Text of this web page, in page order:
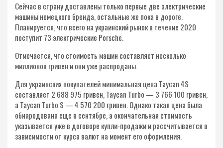
Сейчас в страну доставлены только первые две электрические
машины немецкого бренда, остальные же пока в дороге.
Планируется, что всего на украинский рынок в течение 2020
поступит 73 электрические Porsche.
Отмечается, что стоимость машин составляет несколько
миллионов гривен и они уже распроданы.
Для украинских покупателей минимальная цена Taycan 4S
составляет 2 688 975 гривен, Taycan Turbo — 3 766 100 гривен,
а Taycan Turbo S — 4 570 200 гривен. Однако такая цена была
обнародована еще в сентябре, а окончательная стоимость
указывается уже в договоре купли-продажи и рассчитывается в
зависимости от курса валют на момент его оформления.